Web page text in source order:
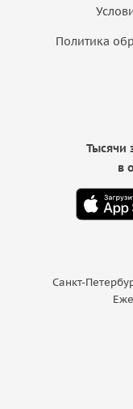
Политика
Санкт-
Тысячи
в